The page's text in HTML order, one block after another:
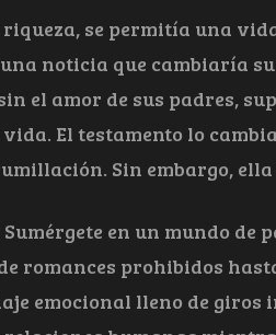
se permitía una
noticia que cambiaría
el amor de sus padres,
El testamento lo
Sin embargo,
en un mundo
romances prohibidos
emocional lleno de giros